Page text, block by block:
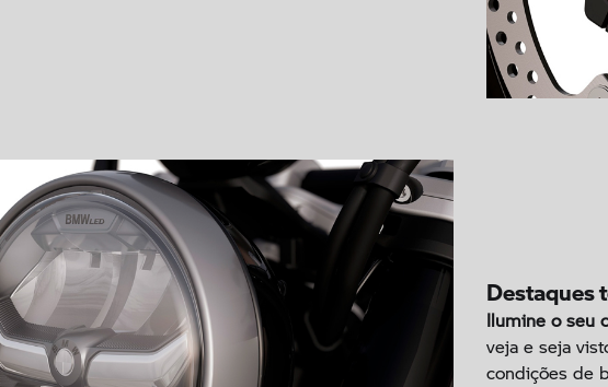
Destaques
Ilumine o seu
veja e seja
condições de